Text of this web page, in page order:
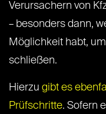
Verursachern von
– besonders dann,
Möglichkeit habt,
schließen.
Hierzu gibt es
Prüfschritte. Sofern